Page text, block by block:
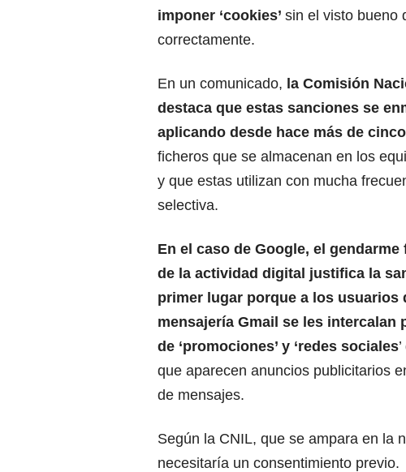
imponer ‘cookies’ sin el visto bueno
correctamente.
En un comunicado, la Comisión
destaca que estas sanciones se
aplicando desde hace más de
ficheros que se almacenan en los
y que estas utilizan con mucha
selectiva.
En el caso de Google, el gendarme
de la actividad digital justifica la
primer lugar porque a los usuarios
mensajería Gmail se les intercalan
de ‘promociones’ y ‘redes sociales
que aparecen anuncios publicitarios
de mensajes.
Según la CNIL, que se ampara en la
necesitaría un consentimiento previo.